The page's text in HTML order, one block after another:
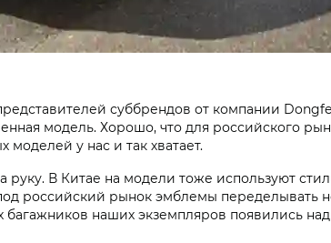
суббрендов от компании
модель. Хорошо, что для российского
у нас и так хватает.
руку. В Китае на модели тоже используют
российский рынок эмблемы переделывать
багажников наших экземпляров появились